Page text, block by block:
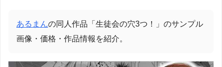
あるまんの同人作品「生徒会の穴3つ！」のサンプル
画像・価格・作品情報を紹介。